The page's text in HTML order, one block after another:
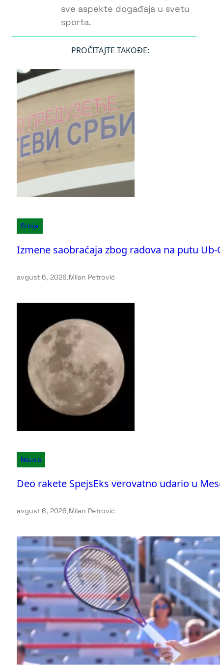
sve aspekte događaja u svetu
sporta.
PROČITAJTE TAKOĐE:
Srbija
Izmene saobraćaja zbog radova na putu
avgust 6, 2026.Milan Petrović
Nauka
Deo rakete SpejsEks verovatno udario u
avgust 6, 2026.Milan Petrović